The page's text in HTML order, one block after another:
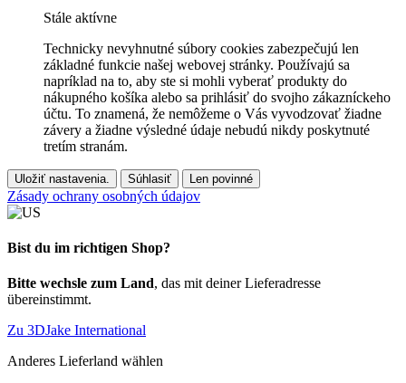
Stále aktívne
Technicky nevyhnutné súbory cookies zabezpečujú len
základné funkcie našej webovej stránky. Používajú sa
napríklad na to, aby ste si mohli vyberať produkty do
nákupného košíka alebo sa prihlásiť do svojho zákazníckeho
účtu. To znamená, že nemôžeme o Vás vyvodzovať žiadne
závery a žiadne výsledné údaje nebudú nikdy poskytnuté
tretím stranám.
Uložiť nastavenia. Súhlasiť Len povinné
Zásady ochrany osobných údajov
Bist du im richtigen Shop?
Bitte wechsle zum Land, das mit deiner Lieferadresse
übereinstimmt.
Zu 3DJake International
Anderes Lieferland wählen